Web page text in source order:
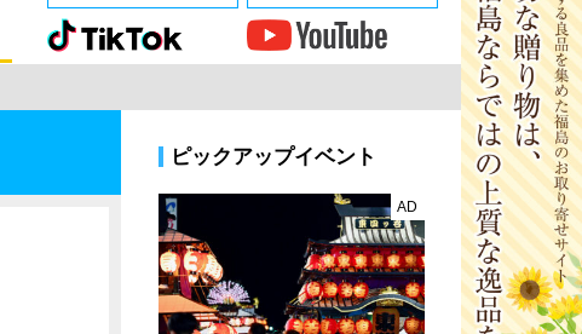
ピックアップイベント
AD